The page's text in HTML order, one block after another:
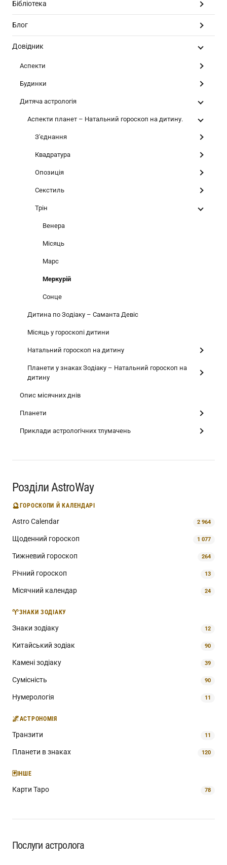
Бібліотека
Блог
Довідник
Аспекти
Будинки
Дитяча астрологія
Аспекти планет – Натальний гороскоп на дитину.
З'єднання
Квадратура
Опозиція
Секстиль
Трін
Венера
Місяць
Марс
Меркурій
Сонце
Дитина по Зодіаку – Саманта Девіс
Місяць у гороскопі дитини
Натальний гороскоп на дитину
Планети у знаках Зодіаку – Натальний гороскоп на
дитину
Опис місячних днів
Планети
Приклади астрологічних тлумачень
Розділи AstroWay
🔮ГОРОСКОПИ Й КАЛЕНДАРІ
Astro Calendar 2 964
Щоденний гороскоп 1 077
Тижневий гороскоп 264
Річний гороскоп 13
Місячний календар 24
♈ЗНАКИ ЗОДІАКУ
Знаки зодіаку 12
Китайський зодіак 90
Камені зодіаку 39
Сумісність 90
Нумерологія 11
🌌АСТРОНОМІЯ
Транзити 11
Планети в знаках 120
🃏ІНШЕ
Карти Таро 78
Послуги астролога